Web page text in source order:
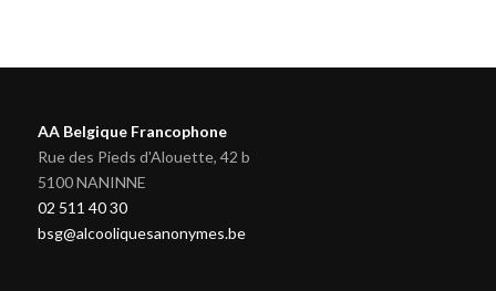
AA Belgique Francophone
Rue des Pieds d'Alouette, 42 b
5100 NANINNE
02 511 40 30
bsg@alcooliquesanonymes.be